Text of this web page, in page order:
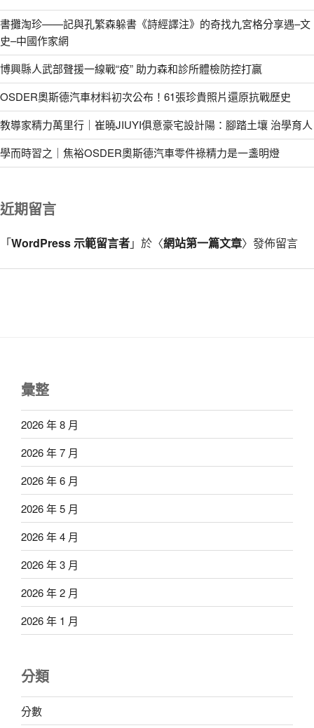
書攤淘珍——記與孔繁森躲書《詩經譯注》的奇找九宮格分享遇–文
史–中國作家網
博興縣人武部聲援一線戰“疫” 助力森和診所體檢防控打贏
OSDER奧斯德汽車材料初次公布！61張珍貴照片還原抗戰歷史
教導家精力萬里行｜崔曉JIUYI俱意豪宅設計陽：腳踏土壤 治學育人
學而時習之｜焦裕OSDER奧斯德汽車零件祿精力是一盞明燈
近期留言
「WordPress 示範留言者」於〈網站第一篇文章〉發佈留言
彙整
2026 年 8 月
2026 年 7 月
2026 年 6 月
2026 年 5 月
2026 年 4 月
2026 年 3 月
2026 年 2 月
2026 年 1 月
分類
分數